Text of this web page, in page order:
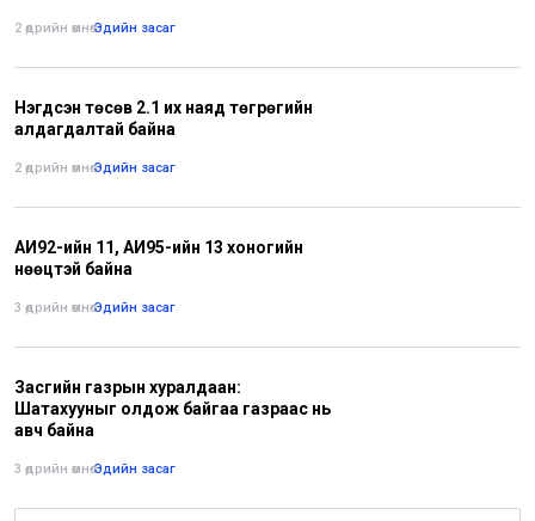
2 өдрийн өмнө•Эдийн засаг
Нэгдсэн төсөв 2.1 их наяд төгрөгийн
алдагдалтай байна
2 өдрийн өмнө•Эдийн засаг
АИ92-ийн 11, АИ95-ийн 13 хоногийн
нөөцтэй байна
3 өдрийн өмнө•Эдийн засаг
Засгийн газрын хуралдаан:
Шатахууныг олдож байгаа газраас нь
авч байна
3 өдрийн өмнө•Эдийн засаг